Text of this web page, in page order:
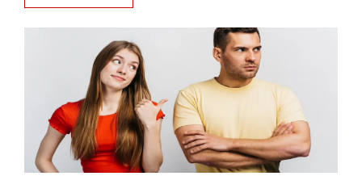
HABER MERKEZİ